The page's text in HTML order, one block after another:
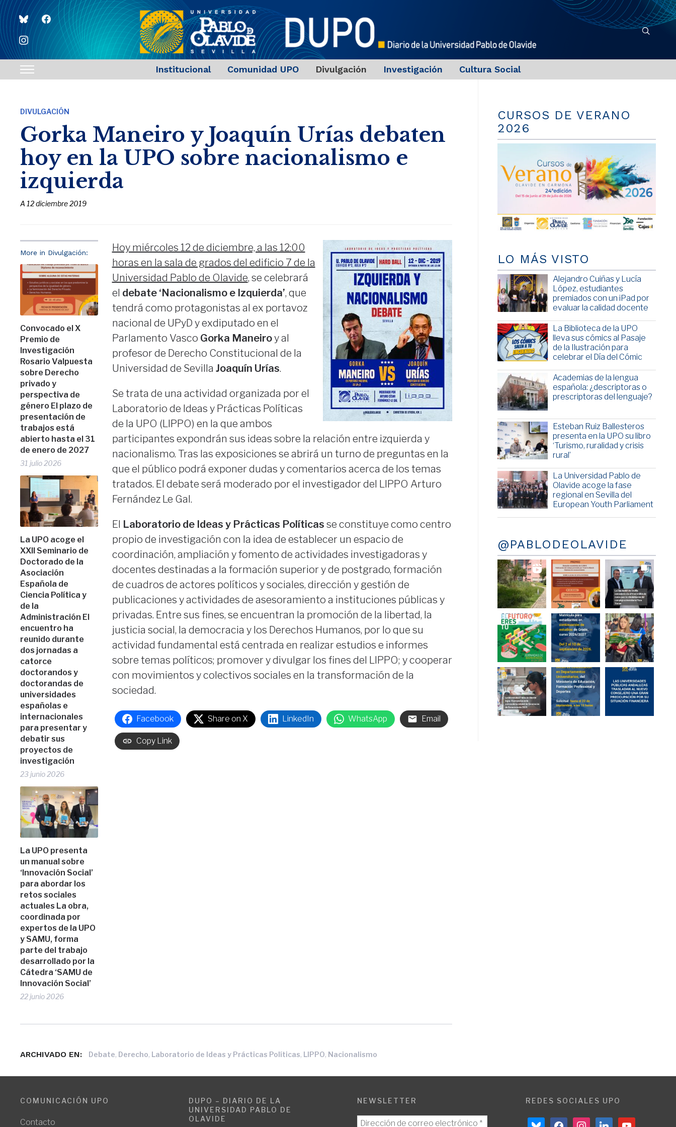
blueskyfacebook
instagram
Toggle
navigation
Institucional Comunidad UPO Divulgación Investigación Cultura Social
DIVULGACIÓN
Gorka Maneiro y Joaquín Urías debaten
hoy en la UPO sobre nacionalismo e
izquierda
A 12 diciembre 2019
More in Divulgación:
Convocado el X
Premio de
Investigación
Rosario Valpuesta
sobre Derecho
privado y
perspectiva de
género El plazo de
presentación de
trabajos está
abierto hasta el 31
de enero de 2027
31 julio 2026
La UPO acoge el
XXII Seminario de
Doctorado de la
Asociación
Española de
Ciencia Política y
de la
Administración El
encuentro ha
reunido durante
dos jornadas a
catorce
doctorandos y
doctorandas de
universidades
españolas e
internacionales
para presentar y
debatir sus
proyectos de
investigación
23 junio 2026
La UPO presenta
un manual sobre
‘Innovación Social’
para abordar los
retos sociales
actuales La obra,
coordinada por
expertos de la UPO
y SAMU, forma
parte del trabajo
desarrollado por la
Cátedra ‘SAMU de
Innovación Social’
22 junio 2026
Hoy miércoles 12 de diciembre, a las 12:00
horas en la sala de grados del edificio 7 de la
Universidad Pablo de Olavide, se celebrará
el debate ‘Nacionalismo e Izquierda’, que
tendrá como protagonistas al ex portavoz
nacional de UPyD y exdiputado en el
Parlamento Vasco Gorka Maneiroy al
profesor de Derecho Constitucional de la
Universidad de Sevilla Joaquín Urías.
Se trata de una actividad organizada por el
Laboratorio de Ideas y Prácticas Políticas
de la UPO (LIPPO) en la que ambos
participantes expondrán sus ideas sobre la relación entre izquierda y
nacionalismo. Tras las exposiciones se abrirá un turno de preguntas en la
que el público podrá exponer dudas y comentarios acerca de los temas
tratados. El debate será moderado por el investigador del LIPPO Arturo
Fernández Le Gal.
El Laboratorio de Ideas y Prácticas Políticas se constituye como centro
propio de investigación con la idea de establecer un espacio de
coordinación, ampliación y fomento de actividades investigadoras y
docentes destinadas a la formación superior y de postgrado, formación
de cuadros de actores políticos y sociales, dirección y gestión de
publicaciones y actividades de asesoramiento a instituciones públicas y
privadas. Entre sus fines, se encuentran la promoción de la libertad, la
justicia social, la democracia y los Derechos Humanos, por lo que su
actividad fundamental está centrada en realizar estudios e informes
sobre temas políticos; promover y divulgar los fines del LIPPO; y cooperar
con movimientos y colectivos sociales en la transformación de la
sociedad.
Facebook Share on X LinkedIn WhatsApp Email
Copy Link
ARCHIVADO EN: Debate, Derecho, Laboratorio de Ideas y Prácticas Políticas, LIPPO, Nacionalismo
CURSOS DE VERANO
2026
LO MÁS VISTO
Alejandro Cuiñas y Lucía
López, estudiantes
premiados con un iPad por
evaluar la calidad docente
La Biblioteca de la UPO
lleva sus cómics al Pasaje
de la Ilustración para
celebrar el Día del Cómic
Academias de la lengua
española: ¿descriptoras o
prescriptoras del lenguaje?
Esteban Ruiz Ballesteros
presenta en la UPO su libro
‘Turismo, ruralidad y crisis
rural’
La Universidad Pablo de
Olavide acoge la fase
regional en Sevilla del
European Youth Parliament
@PABLODEOLAVIDE
COMUNICACIÓN UPO
Contacto
DUPO – DIARIO DE LA
UNIVERSIDAD PABLO DE
OLAVIDE
NEWSLETTER REDES SOCIALES UPO
blueskyfacebookinstagramlinkedin youtube